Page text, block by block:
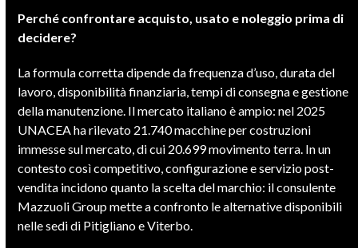
Perché confrontare acquisto, usato e noleggio prima di
decidere?
La formula corretta dipende da frequenza d’uso, durata del
lavoro, disponibilità finanziaria, tempi di consegna e gestione
della manutenzione. Il mercato italiano è ampio: nel 2025
UNACEA ha rilevato 21.740 macchine per costruzioni
immesse sul mercato, di cui 20.699 movimento terra. In un
contesto così competitivo, configurazione e servizio post-
vendita incidono quanto la scelta del marchio: il consulente
Mazzuoli Group mette a confronto le alternative disponibili
nelle sedi di Pitigliano e Viterbo.